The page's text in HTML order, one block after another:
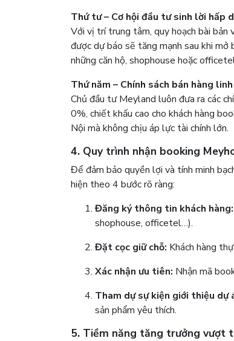
Thứ tư – Cơ hội đầu tư sinh lời hấp
Với vị trí trung tâm, quy hoạch bài bản
được dự báo sẽ tăng mạnh sau khi mở
những căn hộ, shophouse hoặc
Thứ năm – Chính sách bán hàng
Chủ đầu tư Meyland luôn đưa ra các
0%, chiết khấu cao cho khách hàng
Nội mà không chịu áp lực tài chính lớn.
4. Quy trình nhận booking
Để đảm bảo quyền lợi và tính minh
hiện theo 4 bước rõ ràng:
Đăng ký thông tin khách hàng:
shophouse, officetel…).
Đặt cọc giữ chỗ: Khách hàng
Xác nhận ưu tiên: Nhận mã
Tham dự sự kiện giới thiệu dự
sản phẩm yêu thích.
5. Tiềm năng tăng trưởng vượt